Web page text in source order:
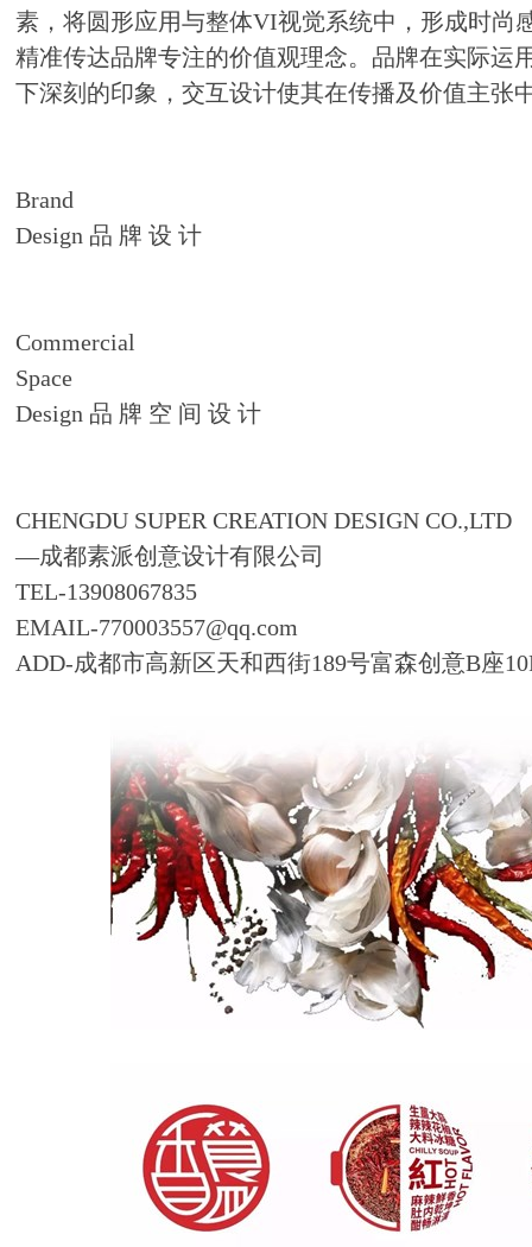
素，将圆形应用与整体VI视觉系统中，形成时尚
精准传达品牌专注的价值观理念。品牌在实际运
下深刻的印象，交互设计使其在传播及价值主张
Brand
Design 品 牌 设 计
Commercial
Space
Design 品 牌 空 间 设 计
CHENGDU SUPER CREATION DESIGN CO.,LTD
—成都素派创意设计有限公司
TEL-13908067835
EMAIL-770003557@qq.com
ADD-成都市高新区天和西街189号富森创意B座